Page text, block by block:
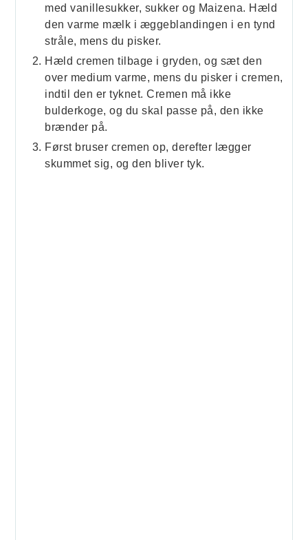
med vanillesukker, sukker og Maizena. Hæld
den varme mælk i æggeblandingen i en tynd
stråle, mens du pisker.
Hæld cremen tilbage i gryden, og sæt den
over medium varme, mens du pisker i cremen,
indtil den er tyknet. Cremen må ikke
bulderkoge, og du skal passe på, den ikke
brænder på.
Først bruser cremen op, derefter lægger
skummet sig, og den bliver tyk.